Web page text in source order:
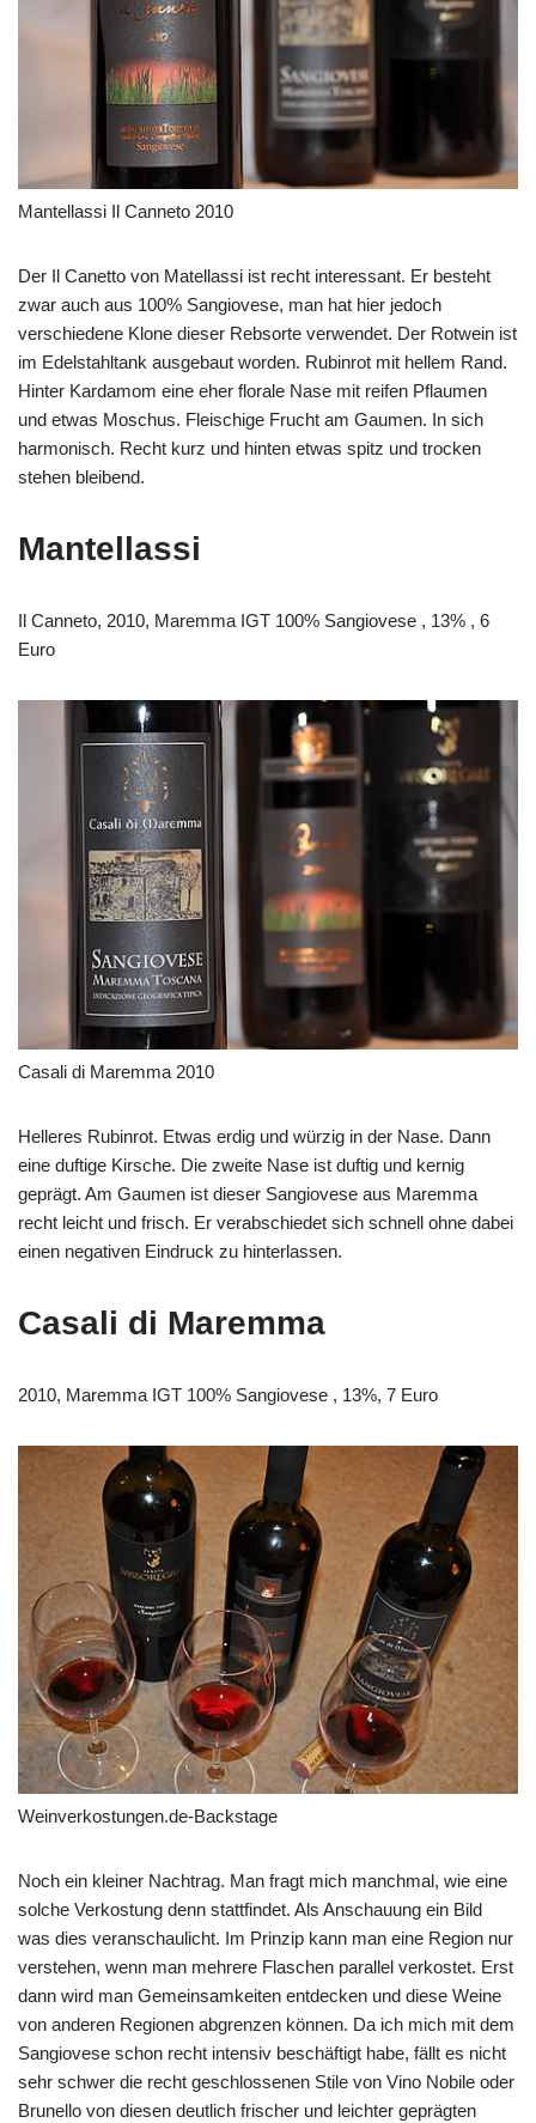
Mantellassi Il Canneto 2010
Der Il Canetto von Matellassi ist recht interessant. Er besteht
zwar auch aus 100% Sangiovese, man hat hier jedoch
verschiedene Klone dieser Rebsorte verwendet. Der Rotwein ist
im Edelstahltank ausgebaut worden. Rubinrot mit hellem Rand.
Hinter Kardamom eine eher florale Nase mit reifen Pflaumen
und etwas Moschus. Fleischige Frucht am Gaumen. In sich
harmonisch. Recht kurz und hinten etwas spitz und trocken
stehen bleibend.
Mantellassi
Il Canneto, 2010, Maremma IGT 100% Sangiovese , 13% , 6
Euro
Casali di Maremma 2010
Helleres Rubinrot. Etwas erdig und würzig in der Nase. Dann
eine duftige Kirsche. Die zweite Nase ist duftig und kernig
geprägt. Am Gaumen ist dieser Sangiovese aus Maremma
recht leicht und frisch. Er verabschiedet sich schnell ohne dabei
einen negativen Eindruck zu hinterlassen.
Casali di Maremma
2010, Maremma IGT 100% Sangiovese , 13%, 7 Euro
Weinverkostungen.de-Backstage
Noch ein kleiner Nachtrag. Man fragt mich manchmal, wie eine
solche Verkostung denn stattfindet. Als Anschauung ein Bild
was dies veranschaulicht. Im Prinzip kann man eine Region nur
verstehen, wenn man mehrere Flaschen parallel verkostet. Erst
dann wird man Gemeinsamkeiten entdecken und diese Weine
von anderen Regionen abgrenzen können. Da ich mich mit dem
Sangiovese schon recht intensiv beschäftigt habe, fällt es nicht
sehr schwer die recht geschlossenen Stile von Vino Nobile oder
Brunello von diesen deutlich frischer und leichter geprägten